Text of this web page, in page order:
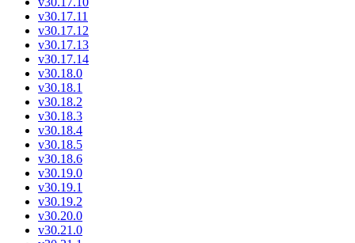
v30.17.11
v30.17.12
v30.17.13
v30.17.14
v30.18.0
v30.18.1
v30.18.2
v30.18.3
v30.18.4
v30.18.5
v30.18.6
v30.19.0
v30.19.1
v30.19.2
v30.20.0
v30.21.0